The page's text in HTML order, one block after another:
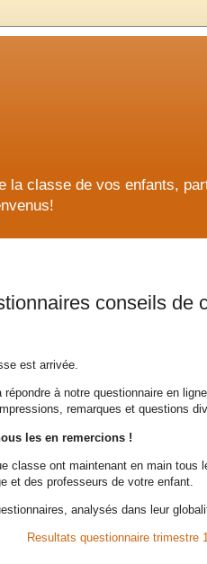
classe de vos enfants,
conseils de
est arrivée.
à notre questionnaire en
remarques et questions
les en remercions !
classe ont maintenant en main tous
et des professeurs de votre enfant.
analysés dans leur
Resultats questionnaire trimestre